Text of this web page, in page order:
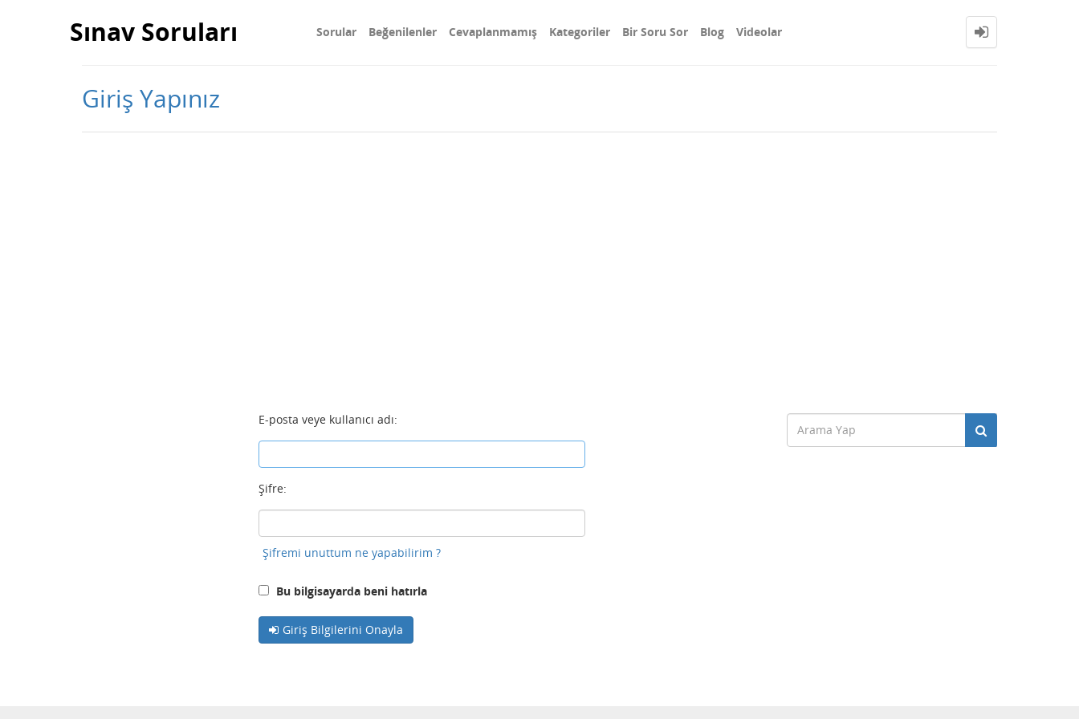
Sınav Soruları Sorular Beğenilenler Cevaplanmamış Kategoriler Bir Soru Sor Blog Videolar
Giriş Yapınız
E-posta veye kullanıcı adı:
Şifre:
Şifremi unuttum ne yapabilirim ?
Bu bilgisayarda beni hatırla
Giriş Bilgilerini Onayla